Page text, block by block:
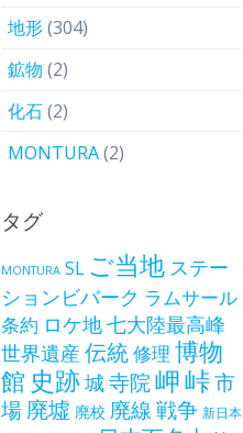
地形(304)
鉱物 (2)
化石(2)
MONTURA(2)
タグ
MONTURA SL ご当地 ステー
ションビバーク ラムサール
条約 ロケ地七大陸最高峰
世界遺産 伝統修理 博物
館 史跡城寺院岬峠市
場 廃墟 廃校 廃線戦争 新日本